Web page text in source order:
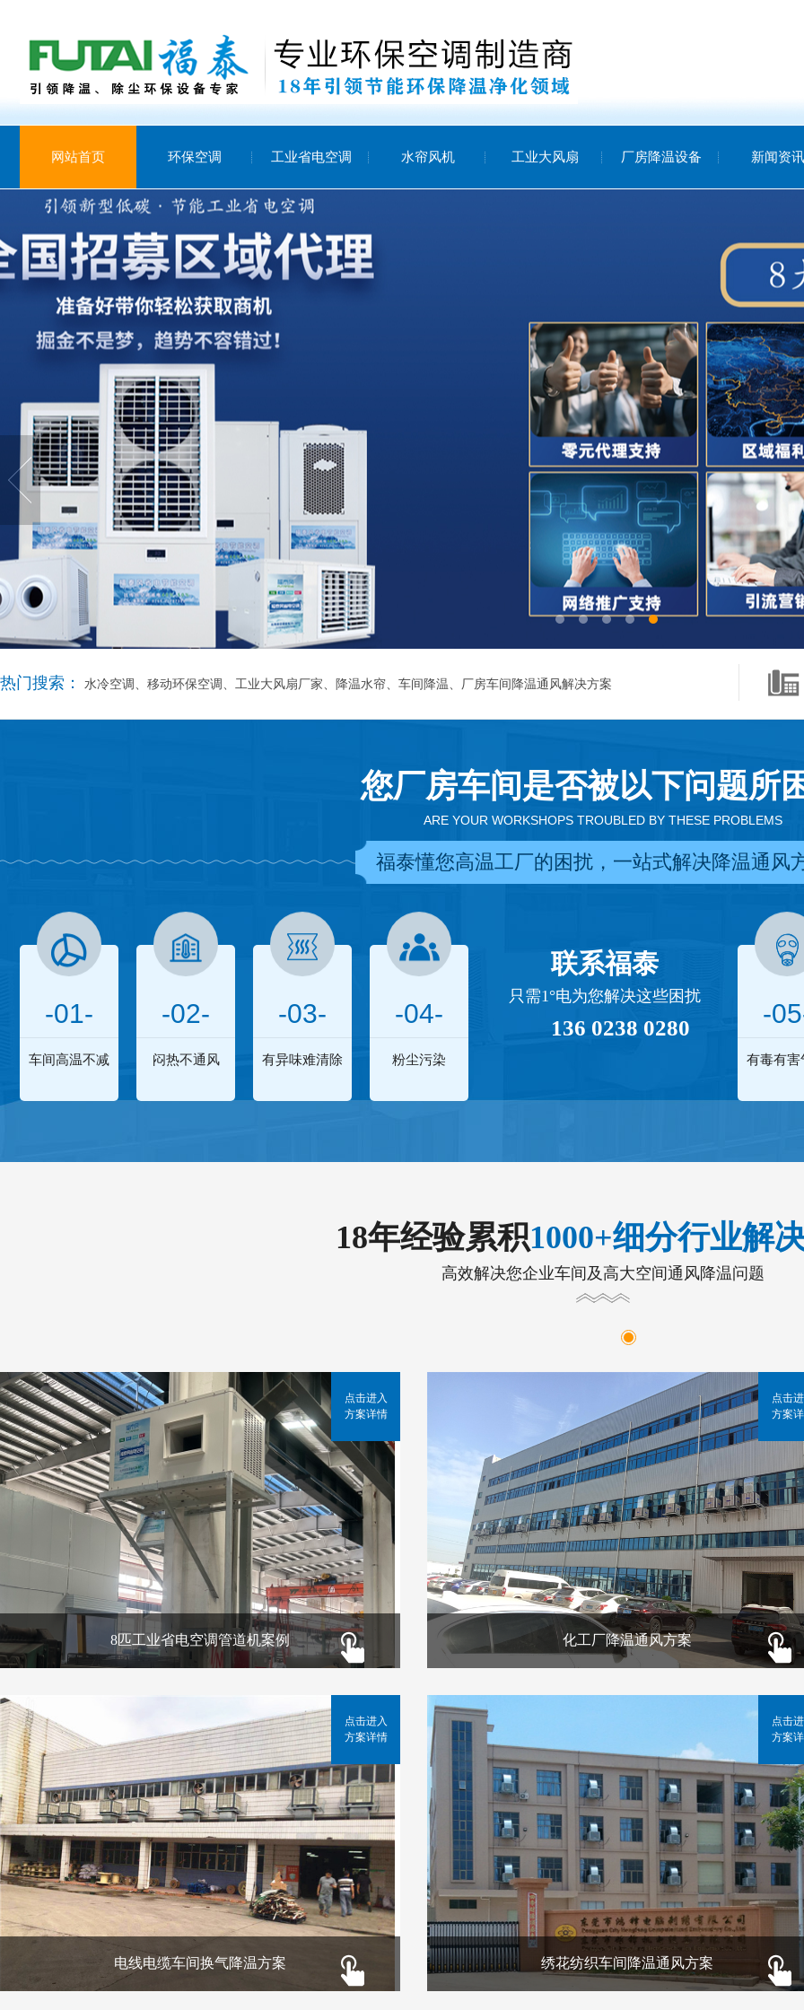
网站首页 环保空调 工业省电空调 水帘风机 工业大风扇 厂房降温设备 新闻资讯
热门搜索： 水冷空调、移动环保空调、工业大风扇厂家、降温水帘、车间降温、厂房车间降温通风解决方案
您厂房车间是否被以下问题所
ARE YOUR WORKSHOPS TROUBLED BY THESE PROBLEMS
福泰懂您高温工厂的困扰，一站式解决降温通风
-01-
车间高温不减
-02-
闷热不通风
-03-
有异味难清除
-04-
粉尘污染
联系福泰
只需1°电为您解决这些困扰
136 0238 0280 -
有毒有害
18年经验累积1000+细分行业解
高效解决您企业车间及高大空间通风降温问题
8匹工业省电空调管道机案例
点击进入
方案详情
化工厂降温通风方案
点击
方案
电线电缆车间换气降温方案
点击进入
方案详情
绣花纺织车间降温通风方案
点击
方案